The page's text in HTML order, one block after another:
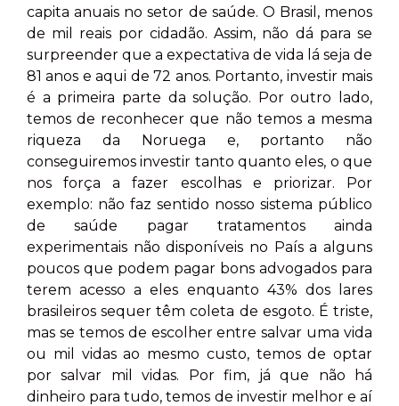
capita anuais no setor de saúde. O Brasil, menos
de mil reais por cidadão. Assim, não dá para se
surpreender que a expectativa de vida lá seja de
81 anos e aqui de 72 anos. Portanto, investir mais
é a primeira parte da solução. Por outro lado,
temos de reconhecer que não temos a mesma
riqueza da Noruega e, portanto não
conseguiremos investir tanto quanto eles, o que
nos força a fazer escolhas e priorizar. Por
exemplo: não faz sentido nosso sistema público
de saúde pagar tratamentos ainda
experimentais não disponíveis no País a alguns
poucos que podem pagar bons advogados para
terem acesso a eles enquanto 43% dos lares
brasileiros sequer têm coleta de esgoto. É triste,
mas se temos de escolher entre salvar uma vida
ou mil vidas ao mesmo custo, temos de optar
por salvar mil vidas. Por fim, já que não há
dinheiro para tudo, temos de investir melhor e aí